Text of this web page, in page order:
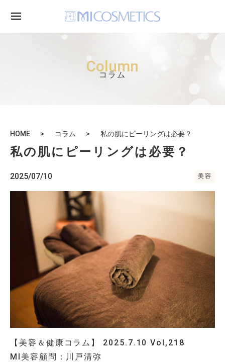
Column
コラム
HOME コラム 私の肌にピーリングは必要？
私の肌にピーリングは必要？
2025/07/10 美容
【美容＆健康コラム】 2025.7.10 Vol,218
MI美容顧問：川戸清弥